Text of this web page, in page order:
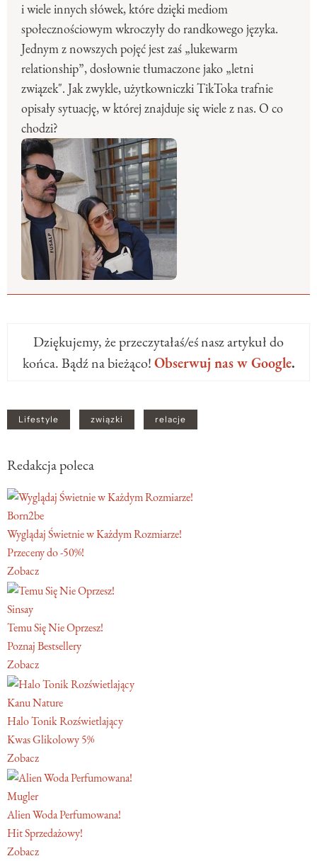
i wiele innych słówek, które dzięki mediom
społecznościowym wkroczyły do randkowego języka.
Jednym z nowszych pojęć jest zaś „lukewarm
relationship”, dosłownie tłumaczone jako „letni
związek". Jak zwykle, użytkowniczki TikToka trafnie
opisały sytuację, w której znajduje się wiele z nas. O co
chodzi?
Dziękujemy, że przeczytałaś/eś nasz artykuł do
końca. Bądź na bieżąco!Obserwuj nas w Google.
Lifestyle związki relacje
Redakcja poleca
Born2be
Wyglądaj Świetnie w Każdym Rozmiarze!
Przeceny do -50%!
Zobacz
Sinsay
Temu Się Nie Oprzesz!
Poznaj Bestsellery
Zobacz
Kanu Nature
Halo Tonik Rozświetlający
Kwas Glikolowy 5%
Zobacz
Mugler
Alien Woda Perfumowana!
Hit Sprzedażowy!
Zobacz